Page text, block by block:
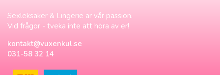
Sexleksaker & Lingerie är vår passion.
Vid frågor - tveka inte att höra av er!
kontakt@vuxenkul.se
031-58 32 14